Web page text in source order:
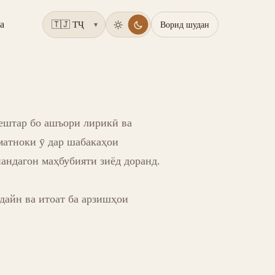
▾ Ворид шудан
бо ашъори лирикӣ ва
ӯ дар шабакаҳои
маҳбубияти зиёд доранд.
ва итоат ба арзишҳои